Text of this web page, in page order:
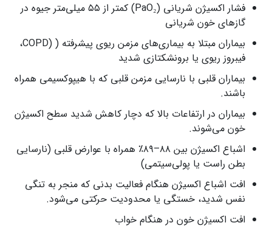
فشار اکسیژن شریانی (PaO₂) کمتر از ۵۵ میلی‌متر جیوه در
گازهای خون شریانی
بیماران مبتلا به بیماری‌های مزمن ریوی پیشرفته ( (COPD،
فیبروز ریوی یا برونشکتازی شدید
بیماران قلبی با نارسایی مزمن قلبی که با هیپوکسیمی همراه
باشند.
بیماران در ارتفاعات بالا که دچار کاهش شدید سطح اکسیژن
خون می‌شوند.
اشباع اکسیژن بین ۸۸–۸۹٪ همراه با عوارض قلبی (نارسایی
بطن راست یا پولی‌سیتمی)
افت اشباع اکسیژن هنگام فعالیت بدنی که منجر به تنگی
نفس شدید، خستگی یا محدودیت حرکتی می‌شود.
افت اکسیژن خون در هنگام خواب